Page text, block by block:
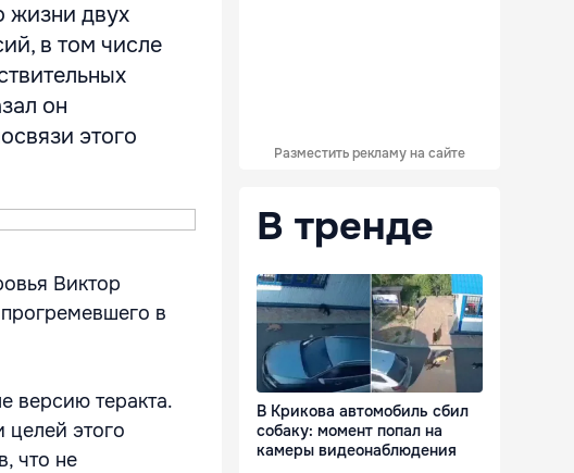
жизни двух
в том числе
он
этого
Виктор
в
версию теракта.
целей этого
что не
Разместить рекламу на сайте
В тренде
В Крикова автомобиль сбил
собаку: момент попал на
камеры видеонаблюдения